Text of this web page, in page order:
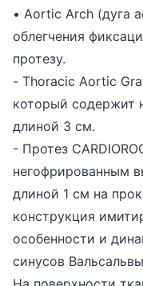
• Aortic Arch (дуга
облегчения
протезу.
- Thoracic Aortic
который содержит
длиной 3 см.
- Протез
негофрированным
длиной 1 см на
конструкция
особенности и
синусов